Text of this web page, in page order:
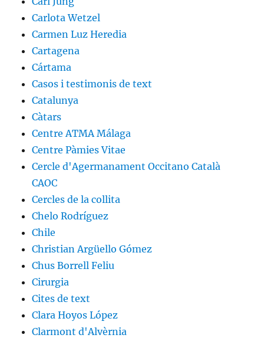
Carlota Wetzel
Carmen Luz Heredia
Cartagena
Cártama
Casos i testimonis de text
Catalunya
Càtars
Centre ATMA Málaga
Centre Pàmies Vitae
Cercle d'Agermanament Occitano Català
CAOC
Cercles de la collita
Chelo Rodríguez
Chile
Christian Argüello Gómez
Chus Borrell Feliu
Cirurgia
Cites de text
Clara Hoyos López
Clarmont d'Alvèrnia